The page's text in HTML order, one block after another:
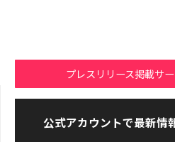
プレスリリース掲載サ
公式アカウントで最新情